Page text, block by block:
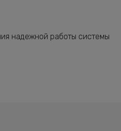
надежной работы системы